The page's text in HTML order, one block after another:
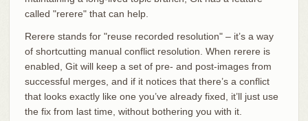
called "rerere" that can help.
Rerere stands for "reuse recorded resolution" – it’s a way
of shortcutting manual conflict resolution. When rerere is
enabled, Git will keep a set of pre- and post-images from
successful merges, and if it notices that there’s a conflict
that looks exactly like one you’ve already fixed, it’ll just use
the fix from last time, without bothering you with it.